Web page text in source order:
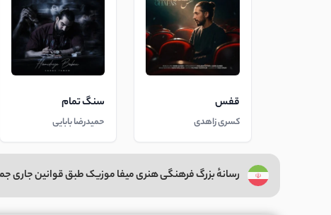
قفس
کسری زاهدی
سنگ تمام
حمیدرضا بابایی
رسانهٔ بزرگ فرهنگی هنری میفا موزیک طبق قوانین جاری